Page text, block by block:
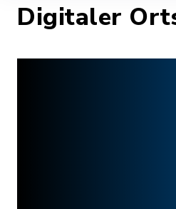
Digitaler